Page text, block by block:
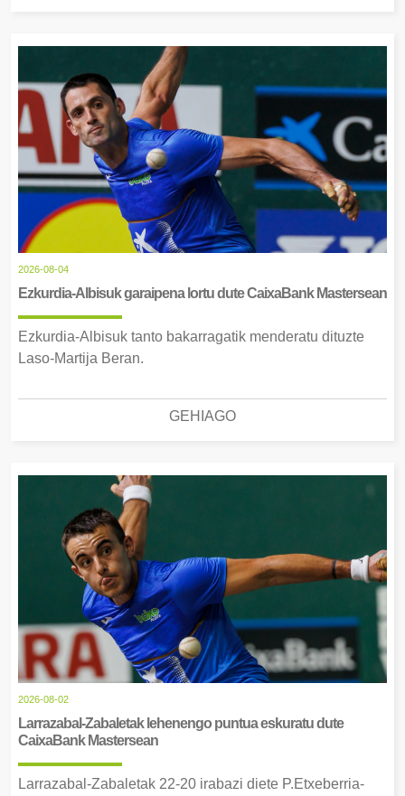
2026-08-04
Ezkurdia-Albisuk garaipena lortu dute CaixaBank Mastersean
Ezkurdia-Albisuk tanto bakarragatik menderatu dituzte
Laso-Martija Beran.
GEHIAGO
2026-08-02
Larrazabal-Zabaletak lehenengo puntua eskuratu dute
CaixaBank Mastersean
Larrazabal-Zabaletak 22-20 irabazi diete P.Etxeberria-